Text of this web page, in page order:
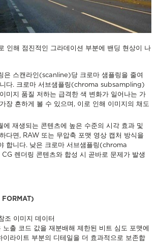
인해 점진적인 그라데이션 부분에 밴딩 현상이 나
은 스캔라인(scanline)당 크로마 샘플링을 줄여
다. 크로마 서브샘플링(chroma subsampling)
미지 품질 저하는 급격한 색 변화가 일어나는 가
장 흔하게 볼 수 있으며, 이로 인해 이미지의 채도
에 재생되는 콘텐츠에 높은 수준의 시각 효과 및
다면, RAW 또는 무압축 포맷 영상 캡처 방식을
합니다. 낮은 크로마 서브샘플링(chroma
렌더링 콘텐츠와 합성 시 곧바로 문제가 발생
FORMAT)
조 이미지 데이터
노출 코드 값을 재분배해 제한된 비트 심도 포맷에
이라이트 부분의 디테일을 더 효과적으로 보존합